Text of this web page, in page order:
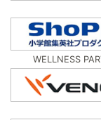
WELLNESS